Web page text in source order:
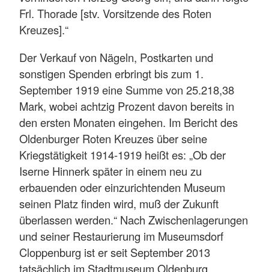
Frl. Thorade [stv. Vorsitzende des Roten
Kreuzes].“
Der Verkauf von Nägeln, Postkarten und
sonstigen Spenden erbringt bis zum 1.
September 1919 eine Summe von 25.218,38
Mark, wobei achtzig Prozent davon bereits in
den ersten Monaten eingehen. Im Bericht des
Oldenburger Roten Kreuzes über seine
Kriegstätigkeit 1914-1919 heißt es: „Ob der
Iserne Hinnerk später in einem neu zu
erbauenden oder einzurichtenden Museum
seinen Platz finden wird, muß der Zukunft
überlassen werden.“ Nach Zwischenlagerungen
und seiner Restaurierung im Museumsdorf
Cloppenburg ist er seit September 2013
tatsächlich im Stadtmuseum Oldenburg